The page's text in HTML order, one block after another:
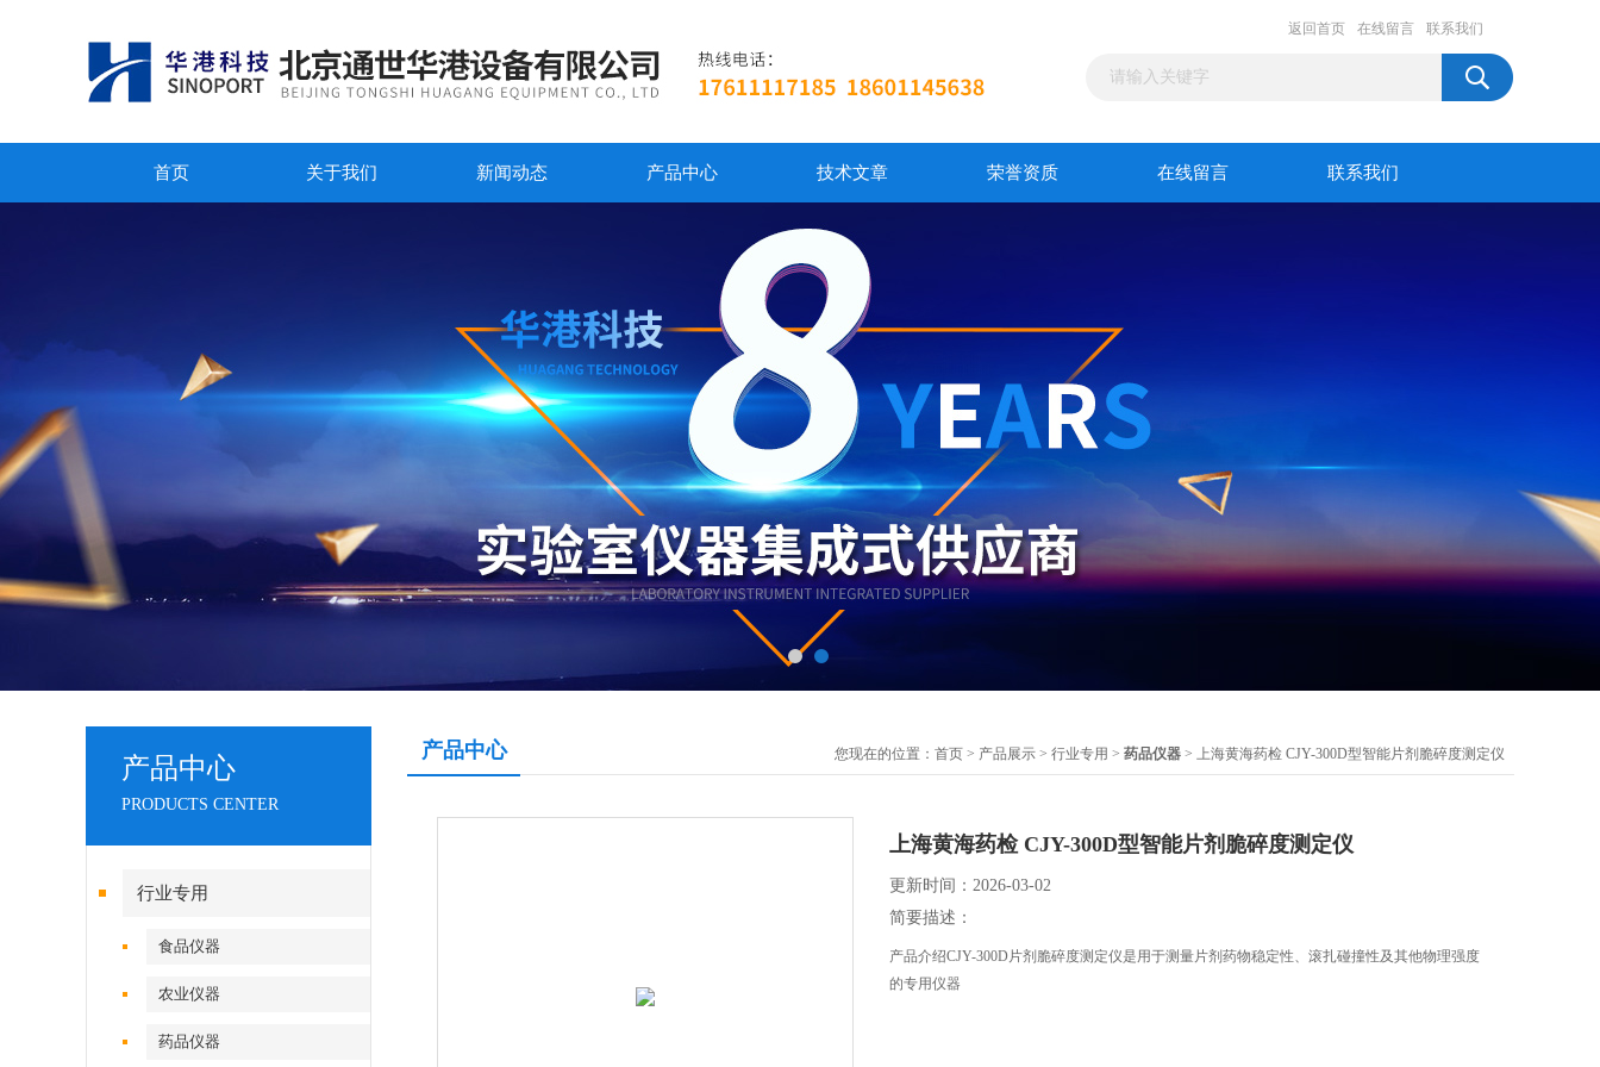
返回首页 在线留言 联系我们
首页 关于我们 新闻动态 产品中心 技术文章 荣誉资质 在线留言 联系我们
产品中心
PRODUCTS CENTER
行业专用
食品仪器
农业仪器
药品仪器
产品中心 您现在的位置： 首页 > 产品展示 > 行业专用 > 药品仪器 > 上海黄海药检 CJY-300D型智能片剂脆碎度测定仪
上海黄海药检 CJY-300D型智能片剂脆碎度测定仪
更新时间：2026-03-02
简要描述：
产品介绍CJY-300D片剂脆碎度测定仪是用于测量片剂药物稳定性、滚扎碰撞性及其他物理强度
的专用仪器